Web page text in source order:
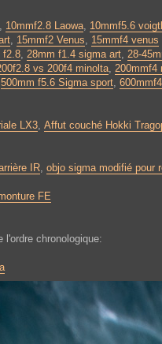
, 10mmf2.8 Laowa, 10mmf5.6
, 15mmf2 Venus, 15mmf4 venus
f2.8, 28mm f1.4 sigma art, 28-
vs 200f4 minolta, 200mmf4
500mm f5.6 Sigma sport,
LX3, Affut couché Hokki
IR, objo sigma modifié pour
FE
l'ordre chronologique: